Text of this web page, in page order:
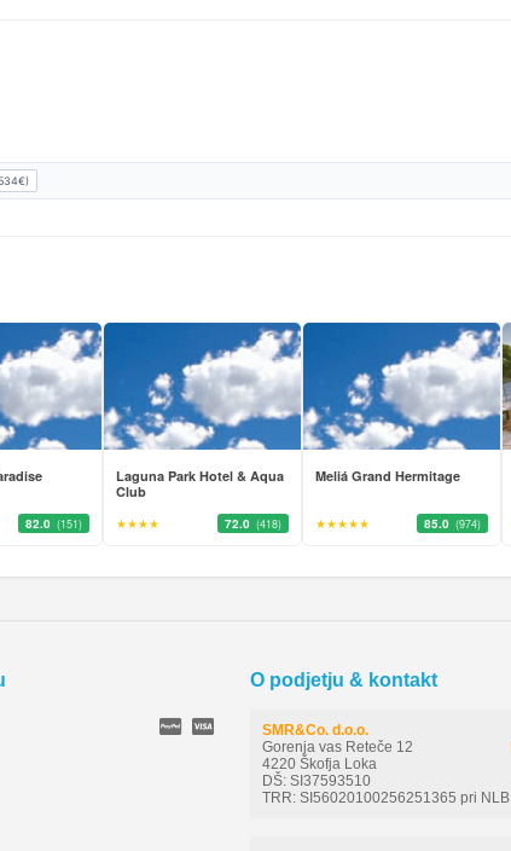
82.0 (151)
Laguna Park Hotel & Aqua
Club
★★★★ 72.0 (418)
Meliá Grand Hermitage
★★★★★ 85.0 (974)
O podjetju & kontakt
SMR&Co. d.o.o.
Gorenja vas Reteče 12
4220 Škofja Loka
DŠ: SI37593510
TRR: SI56020100256251365 pri NLB